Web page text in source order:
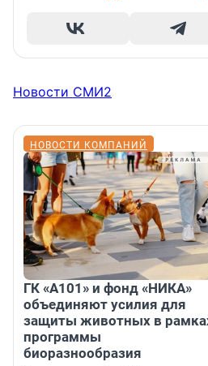
Новости СМИ2
НОВОСТИ КОМПАНИЙ
ГК «А101» и фонд «НИКА»
объединяют усилия для
защиты животных в
программы
биоразнообразия